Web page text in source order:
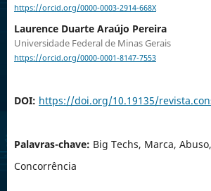
https://orcid.org/0000-0003-2914-668X
Laurence Duarte Araújo Pereira
Universidade Federal de Minas Gerais
https://orcid.org/0000-0001-8147-7553
DOI: https://doi.org/10.19135/
Palavras-chave: Big Techs, Marca,
Concorrência